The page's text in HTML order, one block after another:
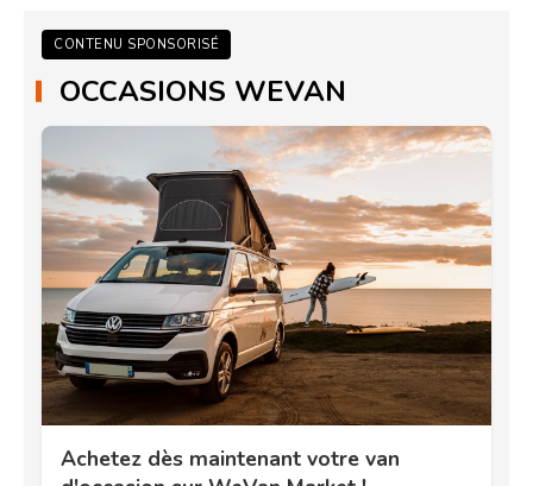
CONTENU SPONSORISÉ
OCCASIONS WEVAN
Achetez dès maintenant votre van